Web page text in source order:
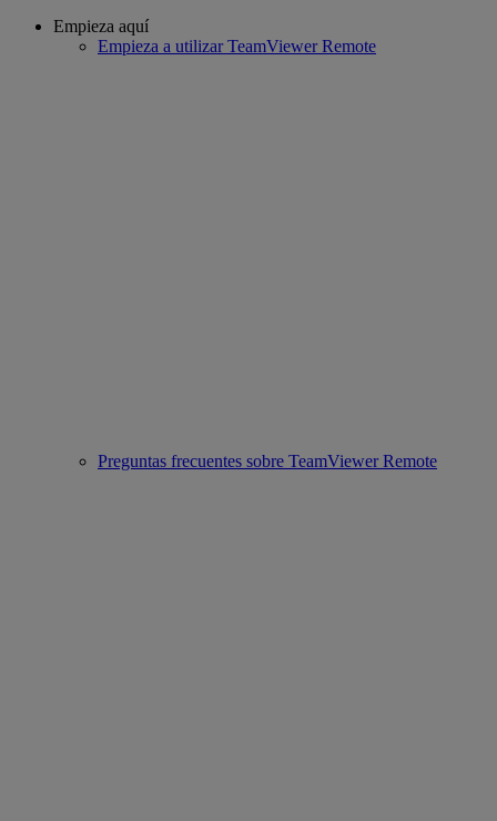
Empieza aquí
Empieza a utilizar TeamViewer Remote
Preguntas frecuentes sobre TeamViewer Remote